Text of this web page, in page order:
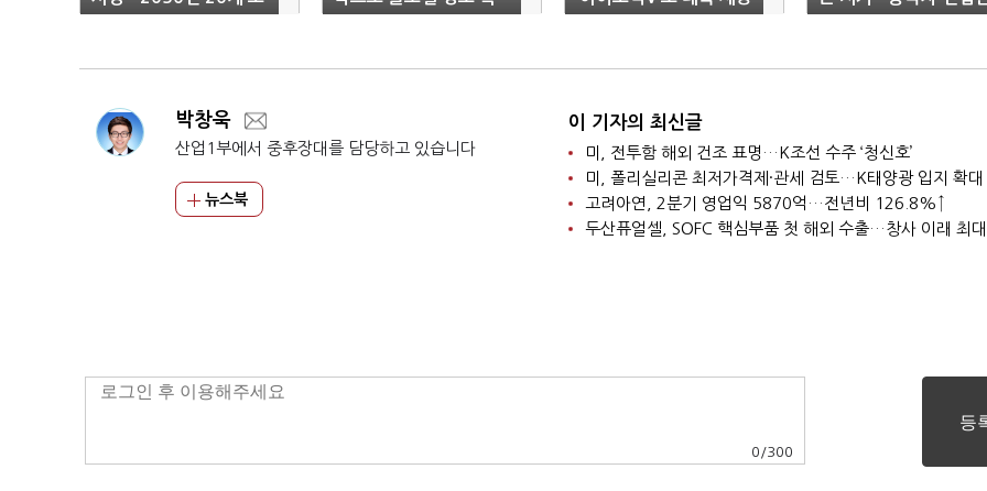
델 출시”
장
략
깬다
박창욱
산업1부에서 중후장대를 담당하고 있습니다
뉴스북
이 기자의 최신글
미, 전투함 해외 건조 표명…K조선 수주 ‘청신호’
미, 폴리실리콘 최저가격제·관세 검토…K태양광 입지 확대
고려아연, 2분기 영업익 5870억…전년비 126.8%↑
두산퓨얼셀, SOFC 핵심부품 첫 해외 수출…창사 이래 최
0 /300